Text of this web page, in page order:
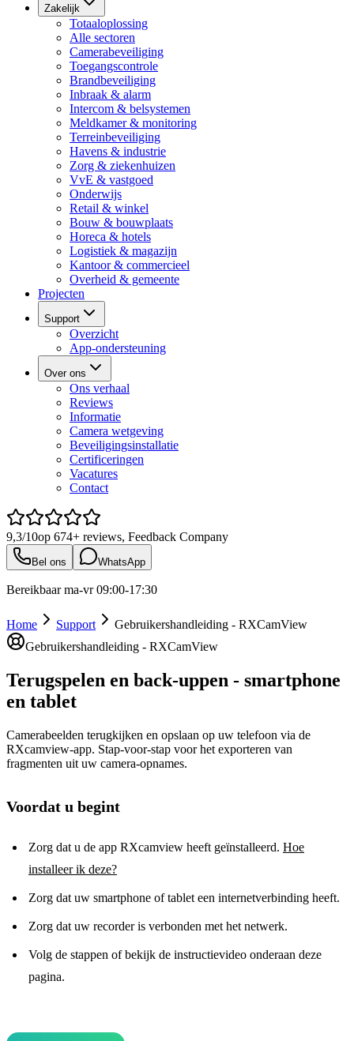
Zakelijk
Totaaloplossing
Alle sectoren
Camerabeveiliging
Toegangscontrole
Brandbeveiliging
Inbraak & alarm
Intercom & belsystemen
Meldkamer & monitoring
Terreinbeveiliging
Havens & industrie
Zorg & ziekenhuizen
VvE & vastgoed
Onderwijs
Retail & winkel
Bouw & bouwplaats
Horeca & hotels
Logistiek & magazijn
Kantoor & commercieel
Overheid & gemeente
Projecten
Support
Overzicht
App-ondersteuning
Over ons
Ons verhaal
Reviews
Informatie
Camera wetgeving
Beveiligingsinstallatie
Certificeringen
Vacatures
Contact
9,3/10op 674+ reviews, Feedback Company
Bel ons WhatsApp
Bereikbaar ma-vr 09:00-17:30
Home Support
Gebruikershandleiding - RXCamView
Gebruikershandleiding - RXCamView
Terugspelen en back-uppen - smartphone
en tablet
Camerabeelden terugkijken en opslaan op uw telefoon via de
RXcamview-app. Stap-voor-stap voor het exporteren van
fragmenten uit uw camera-opnames.
Voordat u begint
Zorg dat u de app RXcamview heeft geïnstalleerd. Hoe
installeer ik deze?
Zorg dat uw smartphone of tablet een internetverbinding heeft.
Zorg dat uw recorder is verbonden met het netwerk.
Volg de stappen of bekijk de instructievideo onderaan deze
pagina.